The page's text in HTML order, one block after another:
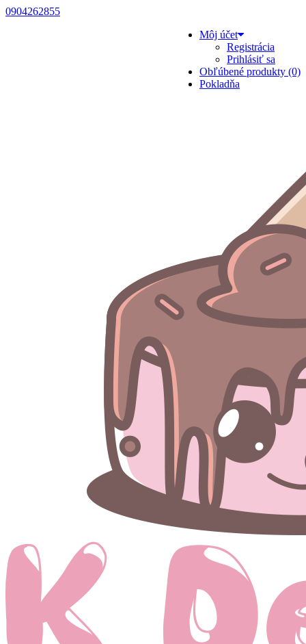
0904262855
Môj účet
Registrácia
Prihlásiť sa
Obľúbené produkty (0)
Pokladňa